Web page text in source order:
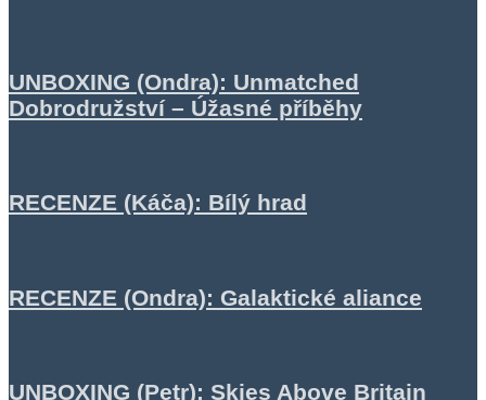
UNBOXING (Ondra): Unmatched
Dobrodružství – Úžasné příběhy
RECENZE (Káča): Bílý hrad
RECENZE (Ondra): Galaktické aliance
UNBOXING (Petr): Skies Above Britain